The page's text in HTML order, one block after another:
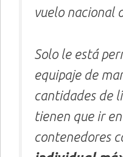
vuelo nacional
Solo le está
equipaje de
cantidades de
tienen que ir
contenedores